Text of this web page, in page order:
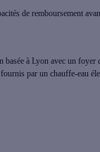
de remboursement
à Lyon avec un
par un chauffe-eau